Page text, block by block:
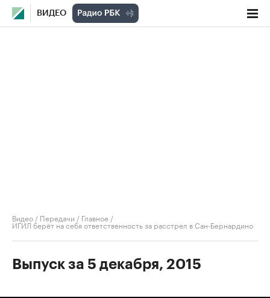
ВИДЕО
Видео / Передачи / Главное /
ИГИЛ берёт на себя ответственность за расстрел в Сан-Бернардино
Выпуск за 5 декабря, 2015